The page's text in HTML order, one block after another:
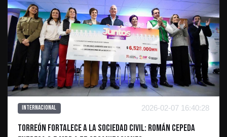
Internacional 2026-02-07 16:40:28
Torreón fortalece a la sociedad civil: Román Cepeda